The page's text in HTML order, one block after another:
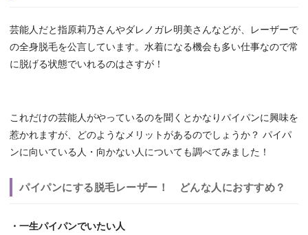
芸能人だと指原莉乃さんやダレノガレ明美さんなどが、レーザーで
の全身脱毛を公言しています。水着になる機会も多い仕事なので常
に脱げる状態でいれるのはさすが！
これだけの芸能人がやっているのを聞くとかなりパイパンに興味を
惹かれますが、どのようなメリットがあるのでしょうか？ パイパ
ンに向いている人・向かない人についても調べてみました！
パイパンにする脱毛レーザー！ どんな人におすすめ？
・一生パイパンでいたい人